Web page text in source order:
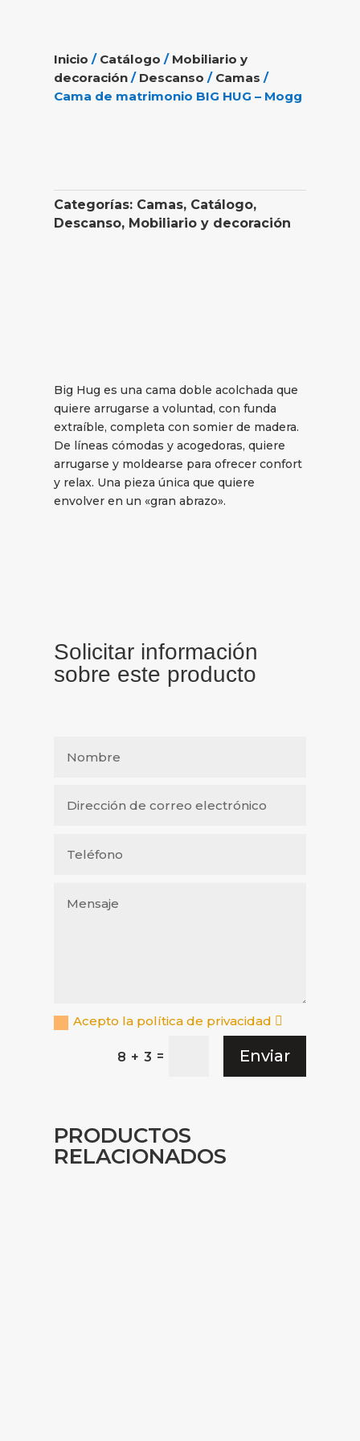
Inicio / Catálogo / Mobiliario y
decoración / Descanso / Camas /
Cama de matrimonio BIG HUG – Mogg
Categorías: Camas, Catálogo,
Descanso, Mobiliario y decoración
Big Hug es una cama doble acolchada que
quiere arrugarse a voluntad, con funda
extraíble, completa con somier de madera.
De líneas cómodas y acogedoras, quiere
arrugarse y moldearse para ofrecer confort
y relax. Una pieza única que quiere
envolver en un «gran abrazo».
Solicitar información
sobre este producto
Acepto la política de privacidad
8 + 3 = Enviar
PRODUCTOS
RELACIONADOS